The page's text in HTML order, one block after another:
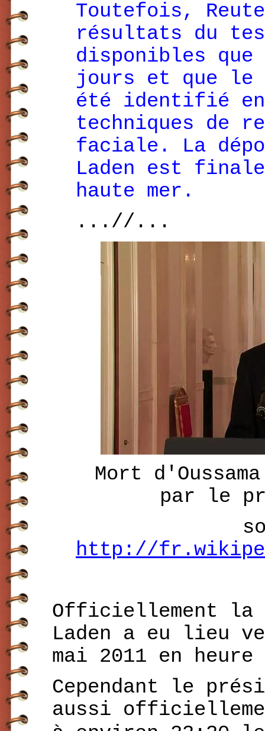
Toutefois,
résultats du
disponibles que
jours et que le
été identifié
techniques de
faciale. La
Laden est
haute mer.
...//...
Mort
par le
http://
Officiellement la
Laden a eu lieu
mai 2011 en
Cependant le
aussi